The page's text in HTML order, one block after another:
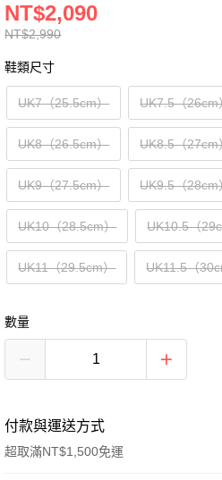
NT$2,990
NT$2,090
鞋類尺寸
UK7（25.5cm） UK7.5（26cm
UK8（26.5cm） UK8.5（27cm
UK9（27.5cm） UK9.5（28cm
UK10（28.5cm） UK10.5（
UK11（29.5cm） UK11.5（
數量
付款與運送方式
超取滿NT$1,500免運